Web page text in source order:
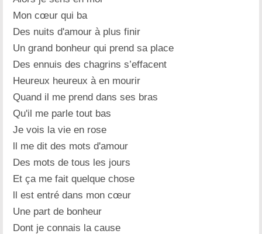
Mon cœur qui ba
Des nuits d'amour à plus finir
Un grand bonheur qui prend sa place
Des ennuis des chagrins s’effacent
Heureux heureux à en mourir
Quand il me prend dans ses bras
Qu'il me parle tout bas
Je vois la vie en rose
ll me dit des mots d'amour
Des mots de tous les jours
Et ça me fait quelque chose
ll est entré dans mon cœur
Une part de bonheur
Dont je connais la cause